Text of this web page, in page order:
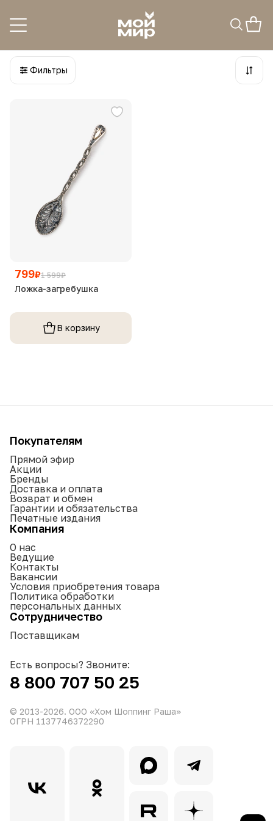
Ложка, фигурка, и др.
Фильтры
799₽1 599₽
Ложка-загребушка
В корзину
Покупателям
Прямой эфир
Акции
Бренды
Доставка и оплата
Возврат и обмен
Гарантии и обязательства
Печатные издания
Компания
О нас
Ведущие
Контакты
Вакансии
Условия приобретения товара
Политика обработки
персональных данных
Сотрудничество
Поставщикам
Есть вопросы? Звоните:
8 800 707 50 25
© 2013-2026. ООО «Хом Шоппинг Раша»
ОГРН 1137746372290